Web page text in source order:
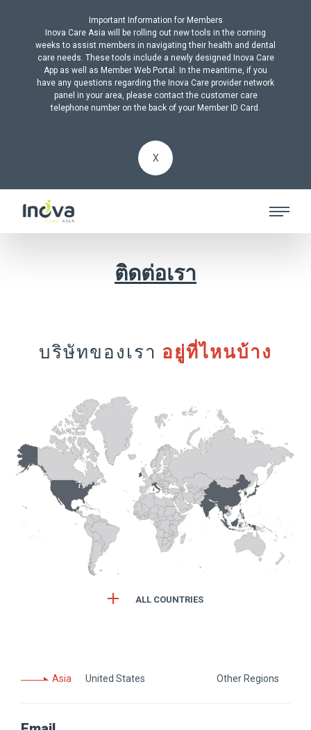
Important Information for Members
Inova Care Asia will be rolling out new tools in the coming
weeks to assist members in navigating their health and dental
care needs. These tools include a newly designed Inova Care
App as well as Member Web Portal. In the meantime, if you
have any questions regarding the Inova Care provider network
panel in your area, please contact the customer care
telephone number on the back of your Member ID Card.
X
ติดต่อเรา
บริษัทของเรา อยู่ที่ไหนบ้าง
ALL COUNTRIES
Asia United States Other Regions